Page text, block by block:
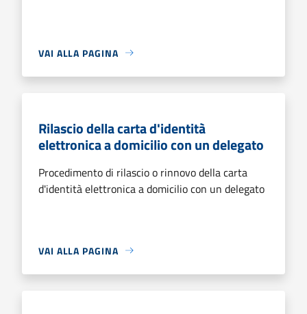
VAI ALLA PAGINA
Rilascio della carta d'identità
elettronica a domicilio con un delegato
Procedimento di rilascio o rinnovo della carta
d'identità elettronica a domicilio con un delegato
VAI ALLA PAGINA